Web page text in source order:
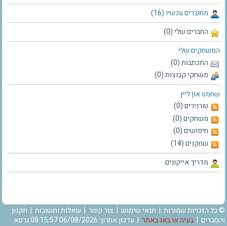
מחוברים עכשיו (16)
החברים שלי (0)
המשחקים שלי
התכתבות (0)
משחקי קבוצות (0)
שחמט און ליין
טורנירים (0)
משחקים (0)
חיפושים (0)
שחקנים (14)
מדריך אייקונים
© כל הזכויות שמורות | תנאי שימוש | צור קשר | שאלות ותשובות | תקנון
והסברים | בעיה או באג באתר
| עדכון אחרון: 06/08/2026 08:15:57 גרסא